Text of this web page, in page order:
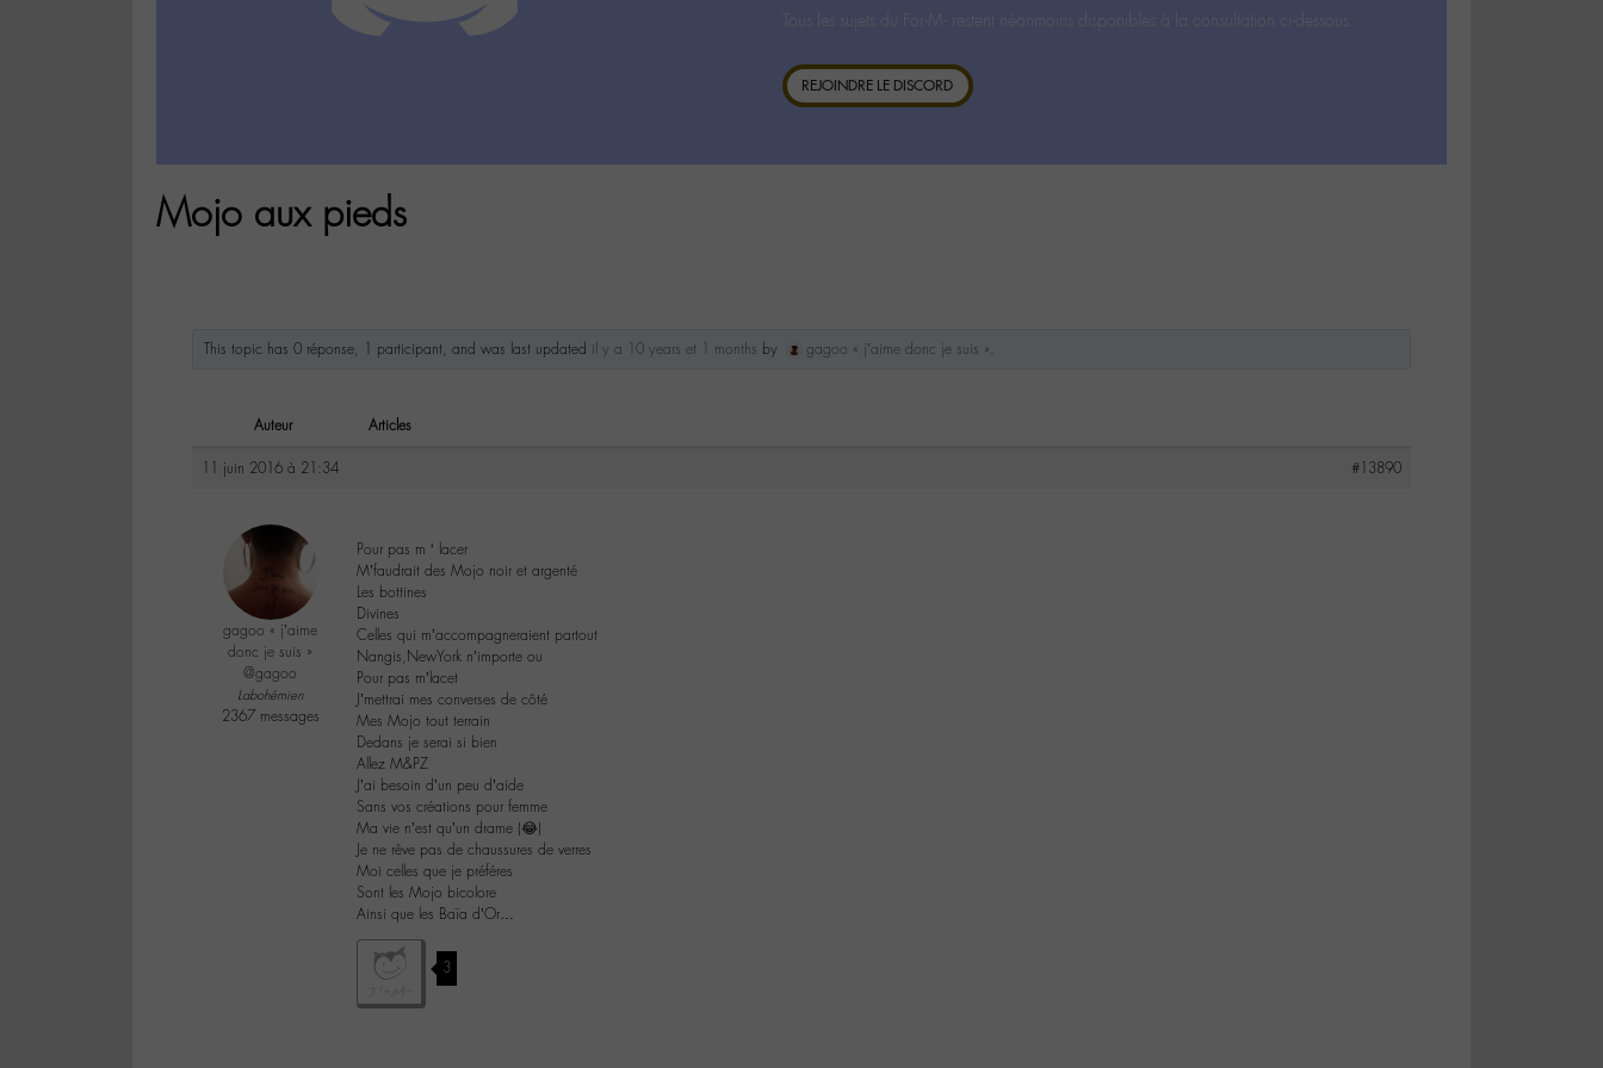
Tous les sujets du For-M- restent néanmoins disponibles à la consultation ci-dessous.
REJOINDRE LE DISCORD
Mojo aux pieds
This topic has 0 réponse, 1 participant, and was last updated il y a 10 years et 1 months by gagoo « j’aime donc je suis ».
Auteur Articles
11 juin 2016 à 21:34 #13890
gagoo « j’aime
donc je suis »
@gagoo
Labohémien
2367 messages
Pour pas m ‘ lacer
M’faudrait des Mojo noir et argenté
Les bottines
Divines
Celles qui m’accompagneraient partout
Nangis,NewYork n’importe ou
Pour pas m’lacet
J’mettrai mes converses de côté
Mes Mojo tout terrain
Dedans je serai si bien
Allez M&PZ
J’ai besoin d’un peu d’aide
Sans vos créations pour femme
Ma vie n’est qu’un drame (😂)
Je ne rêve pas de chaussures de verres
Moi celles que je préféres
Sont les Mojo bicolore
Ainsi que les Baïa d’Or…
3